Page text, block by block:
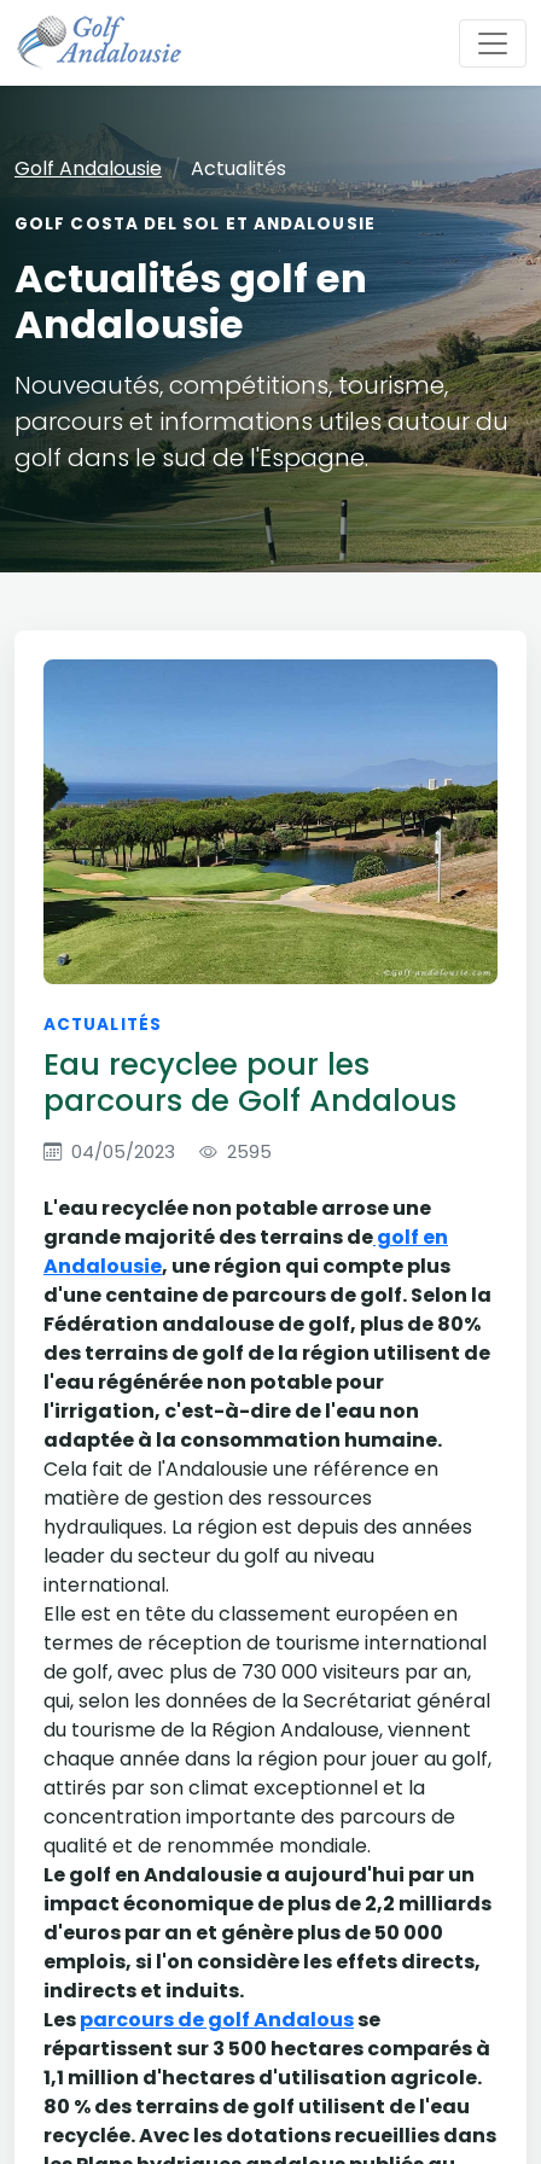
Golf Andalousie Actualités
GOLF COSTA DEL SOL ET ANDALOUSIE
Actualités golf en
Andalousie
Nouveautés, compétitions, tourisme,
parcours et informations utiles autour du
golf dans le sud de l'Espagne.
ACTUALITÉS
Eau recyclee pour les
parcours de Golf Andalous
04/05/2023 2595
L'eau recyclée non potable arrose une
grande majorité des terrains degolf en
Andalousie, une région qui compte plus
d'une centaine de parcours de golf. Selon la
Fédération andalouse de golf, plus de 80%
des terrains de golf de la région utilisent de
l'eau régénérée non potable pour
l'irrigation, c'est-à-dire de l'eau non
adaptée à la consommation humaine.
Cela fait de l'Andalousie une référence en
matière de gestion des ressources
hydrauliques. La région est depuis des années
leader du secteur du golf au niveau
international.
Elle est en tête du classement européen en
termes de réception de tourisme international
de golf, avec plus de 730 000 visiteurs par an,
qui, selon les données de la Secrétariat général
du tourisme de la Région Andalouse, viennent
chaque année dans la région pour jouer au golf,
attirés par son climat exceptionnel et la
concentration importante des parcours de
qualité et de renommée mondiale.
Le golf en Andalousie a aujourd'hui par un
impact économique de plus de 2,2 milliards
d'euros par an et génère plus de 50 000
emplois, si l'on considère les effets directs,
indirects et induits.
Lesparcours de golf Andalousse
répartissent sur 3 500 hectares comparés à
1,1 million d'hectares d'utilisation agricole.
80 % des terrains de golf utilisent de l'eau
recyclée. Avec les dotations recueillies dans